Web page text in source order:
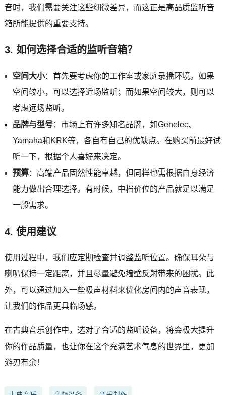
音时，我们需要关注这些细微差异，而这正是高品质监听音
箱所能提供的重要支持。
3. 如何选择合适的监听音箱？
空间大小：首先要考虑你的工作室或家庭录播环境。如果
空间较小，可以选择近场监听；而如果空间较大，则可以
考虑远场监听。
品牌与型号：市场上有许多知名品牌，如Genelec、
Yamaha和KRK等，各自有自己的优缺点。在购买前最好试
听一下，根据个人喜好来决定。
预算：高端产品固然性能卓越，但同样也需根据自身经济
能力做出合理选择。有时候，中档价位的产品就足以满足
一般需求。
4. 使用建议
使用过程中，我们应定期检查并调整监听位置。确保耳朵与
喇叭保持一定距离，并且尽量避免墙壁反射带来的困扰。此
外，可以通过加入一些吸声材料来优化房间内的声音表现，
让我们的作品更具临场感。
在古典音乐创作中，选对了合适的监听设备，将会极大提升
你的作品质量，也让你在这个充满艺术气息的世界里，更加
游刃有余！